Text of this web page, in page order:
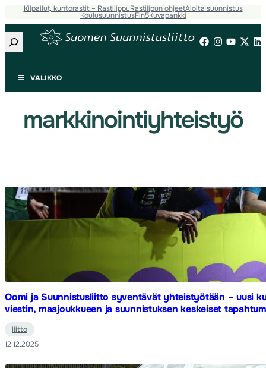
Siirry
sisältöön
Kilpailut, kuntorastit – RastilippuRastilipun ohjeetAloita suunnistus
KoulusuunnistusFin5Kuvapankki
Etsi
VALIKKO
markkinointiyhteistyö
Oomi ja Suunnistusliitto syventävät yhteistyötään – uusi
viestin, maajoukkueen ja suunnistuksen keskeiset
liitto
12.12.2025